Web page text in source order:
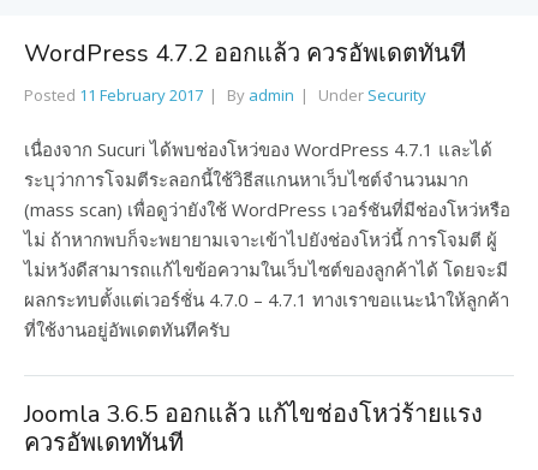
WordPress 4.7.2 ออกแล้ว ควรอัพเดตทันที
Posted 11 February 2017 By admin Under Security
เนื่องจาก Sucuri ได้พบช่องโหว่ของ WordPress 4.7.1 และได้
ระบุว่าการโจมตีระลอกนี้ใช้วิธีสแกนหาเว็บไซต์จำนวนมาก
(mass scan) เพื่อดูว่ายังใช้ WordPress เวอร์ชันที่มีช่องโหว่หรือ
ไม่ ถ้าหากพบก็จะพยายามเจาะเข้าไปยังช่องโหว่นี้ การโจมตี ผู้
ไม่หวังดีสามารถแก้ไขข้อความในเว็บไซต์ของลูกค้าได้ โดยจะมี
ผลกระทบตั้งแต่เวอร์ชั่น 4.7.0 – 4.7.1 ทางเราขอแนะนำให้ลูกค้า
ที่ใช้งานอยู่อัพเดตทันทีครับ
Joomla 3.6.5 ออกแล้ว แก้ไขช่องโหว่ร้ายแรง
ควรอัพเดททันที